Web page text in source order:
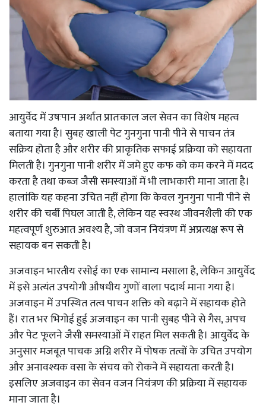
आयुर्वेद में उषःपान अर्थात प्रातःकाल जल सेवन का विशेष महत्व
बताया गया है। सुबह खाली पेट गुनगुना पानी पीने से पाचन तंत्र
सक्रिय होता है और शरीर की प्राकृतिक सफाई प्रक्रिया को सहायता
मिलती है। गुनगुना पानी शरीर में जमे हुए कफ को कम करने में मदद
करता है तथा कब्ज जैसी समस्याओं में भी लाभकारी माना जाता है।
हालांकि यह कहना उचित नहीं होगा कि केवल गुनगुना पानी पीने से
शरीर की चर्बी पिघल जाती है, लेकिन यह स्वस्थ जीवनशैली की एक
महत्वपूर्ण शुरुआत अवश्य है, जो वजन नियंत्रण में अप्रत्यक्ष रूप से
सहायक बन सकती है।
अजवाइन भारतीय रसोई का एक सामान्य मसाला है, लेकिन आयुर्वेद
में इसे अत्यंत उपयोगी औषधीय गुणों वाला पदार्थ माना गया है।
अजवाइन में उपस्थित तत्व पाचन शक्ति को बढ़ाने में सहायक होते
हैं। रात भर भिगोई हुई अजवाइन का पानी सुबह पीने से गैस, अपच
और पेट फूलने जैसी समस्याओं में राहत मिल सकती है। आयुर्वेद के
अनुसार मजबूत पाचक अग्नि शरीर में पोषक तत्वों के उचित उपयोग
और अनावश्यक वसा के संचय को रोकने में सहायता करती है।
इसलिए अजवाइन का सेवन वजन नियंत्रण की प्रक्रिया में सहायक
माना जाता है।